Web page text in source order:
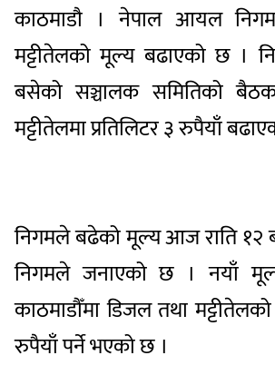
काठमाडाै । नेपाल आयल
मट्टीतेलको मूल्य बढाएको छ ।
बसेको सञ्चालक समितिको
मट्टीतेलमा प्रतिलिटर ३ रुपैयाँ
निगमले बढेको मूल्य आज राति १२
निगमले जनाएको छ । नयाँ
काठमाडौँमा डिजल तथा
रुपैयाँ पर्ने भएको छ ।